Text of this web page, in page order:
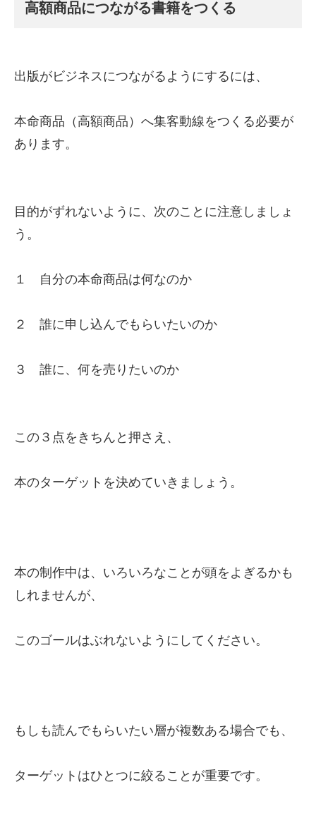
高額商品につながる書籍をつくる
出版がビジネスにつながるようにするには、
本命商品（高額商品）へ集客動線をつくる必要が
あります。
目的がずれないように、次のことに注意しましょ
う。
１ 自分の本命商品は何なのか
２ 誰に申し込んでもらいたいのか
３ 誰に、何を売りたいのか
この３点をきちんと押さえ、
本のターゲットを決めていきましょう。
本の制作中は、いろいろなことが頭をよぎるかも
しれませんが、
このゴールはぶれないようにしてください。
もしも読んでもらいたい層が複数ある場合でも、
ターゲットはひとつに絞ることが重要です。